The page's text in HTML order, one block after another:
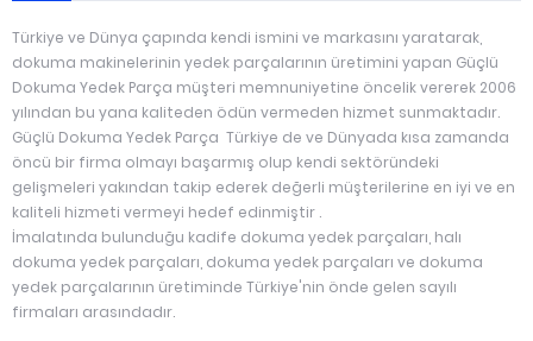
Türkiye ve Dünya çapında kendi ismini ve markasını yaratarak,
dokuma makinelerinin yedek parçalarının üretimini yapan Güçlü
Dokuma Yedek Parça müşteri memnuniyetine öncelik vererek 2006
yılından bu yana kaliteden ödün vermeden hizmet sunmaktadır.
Güçlü Dokuma Yedek Parça Türkiye de ve Dünyada kısa zamanda
öncü bir firma olmayı başarmış olup kendi sektöründeki
gelişmeleri yakından takip ederek değerli müşterilerine en iyi ve en
kaliteli hizmeti vermeyi hedef edinmiştir .
İmalatında bulunduğu kadife dokuma yedek parçaları, halı
dokuma yedek parçaları, dokuma yedek parçaları ve dokuma
yedek parçalarının üretiminde Türkiye'nin önde gelen sayılı
firmaları arasındadır.